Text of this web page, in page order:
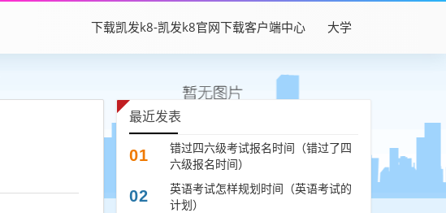
下载凯发k8-凯发k8官网下载客户端中心 大学
最近发表
01
错过四六级考试报名时间（错过了四
六级报名时间）
02
英语考试怎样规划时间（英语考试的
计划）